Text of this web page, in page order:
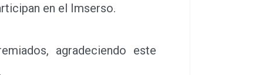
en el Imserso.
agradeciendo este